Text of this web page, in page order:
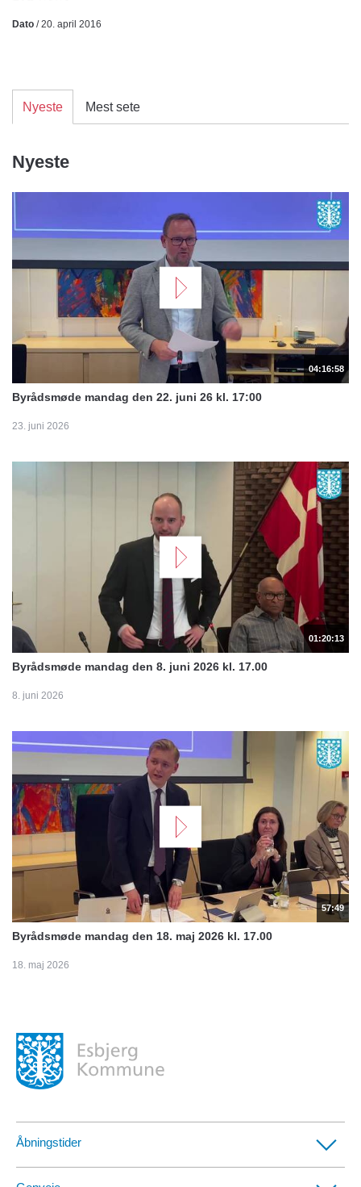
Dato / 20. april 2016
Nyeste Mest sete
Nyeste
04:16:58
Byrådsmøde mandag den 22. juni 26 kl. 17:00
23. juni 2026
01:20:13
Byrådsmøde mandag den 8. juni 2026 kl. 17.00
8. juni 2026
57:49
Byrådsmøde mandag den 18. maj 2026 kl. 17.00
18. maj 2026
Åbningstider